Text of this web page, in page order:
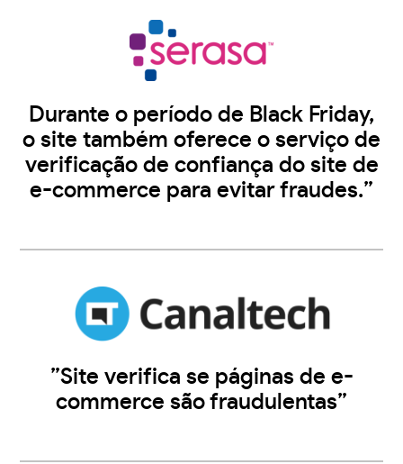
Durante o período de Black Friday,
o site também oferece o serviço de
verificação de confiança do site de
e-commerce para evitar fraudes.”
”Site verifica se páginas de e-
commerce são fraudulentas”